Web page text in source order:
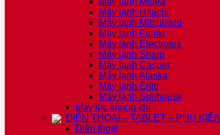
Máy lạnh Hitachi
Máy lạnh Mitsubishi
Máy lạnh Funiki
Máy lạnh Electrolux
Máy lạnh Sharp
Máy lạnh Casper
Máy lạnh Alaska
Máy lạnh Erito
Máy lạnh Sunhouse
Máy lọc không khí
ĐIỆN THOẠI – TABLET – PHỤ KIỆN
Điện thoại